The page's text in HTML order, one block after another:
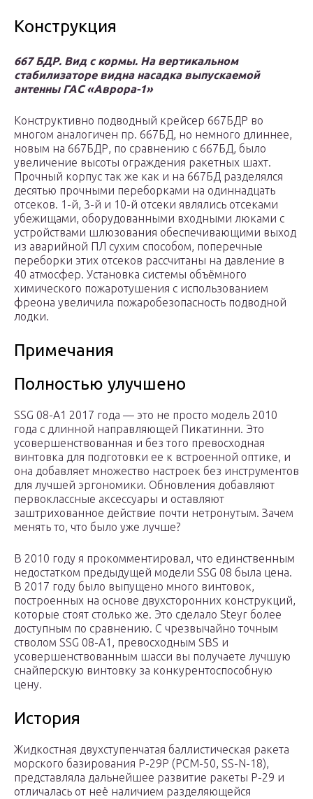
Конструкция
667 БДР. Вид с кормы. На вертикальном
стабилизаторе видна насадка выпускаемой
антенны ГАС «Аврора-1»
Конструктивно подводный крейсер 667БДР во
многом аналогичен пр. 667БД, но немного длиннее,
новым на 667БДР, по сравнению с 667БД, было
увеличение высоты ограждения ракетных шахт.
Прочный корпус так же как и на 667БД разделялся
десятью прочными переборками на одиннадцать
отсеков. 1-й, 3-й и 10-й отсеки являлись отсеками
убежищами, оборудованными входными люками с
устройствами шлюзования обеспечивающими выход
из аварийной ПЛ сухим способом, поперечные
переборки этих отсеков рассчитаны на давление в
40 атмосфер. Установка системы объёмного
химического пожаротушения с использованием
фреона увеличила пожаробезопасность подводной
лодки.
Примечания
Полностью улучшено
SSG 08-A1 2017 года — это не просто модель 2010
года с длинной направляющей Пикатинни. Это
усовершенствованная и без того превосходная
винтовка для подготовки ее к встроенной оптике, и
она добавляет множество настроек без инструментов
для лучшей эргономики. Обновления добавляют
первоклассные аксессуары и оставляют
заштрихованное действие почти нетронутым. Зачем
менять то, что было уже лучше?
В 2010 году я прокомментировал, что единственным
недостатком предыдущей модели SSG 08 была цена.
В 2017 году было выпущено много винтовок,
построенных на основе двухсторонних конструкций,
которые стоят столько же. Это сделало Steyr более
доступным по сравнению. С чрезвычайно точным
стволом SSG 08-A1, превосходным SBS и
усовершенствованным шасси вы получаете лучшую
снайперскую винтовку за конкурентоспособную
цену.
История
Жидкостная двухступенчатая баллистическая ракета
морского базирования Р-29Р (РСМ-50, SS-N-18),
представляла дальнейшее развитие ракеты Р-29 и
отличалась от неё наличием разделяющейся